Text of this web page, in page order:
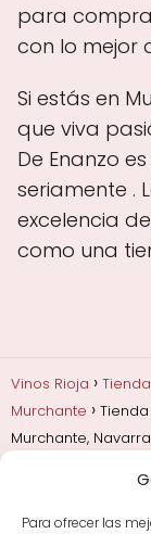
Para ofrecer las
para
con lo mejor
Si estás en
que viva
De Enanzo
seriamente .
excelencia
como una
Vinos Rioja
Murchante
Murchante, Navarra
Añadas,